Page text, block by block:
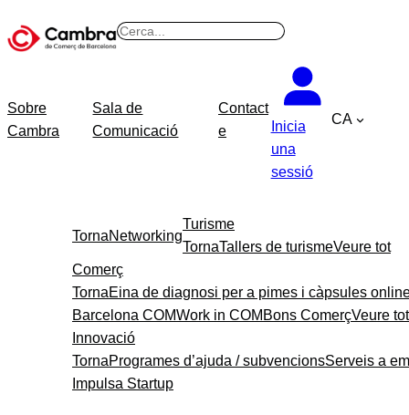
B
Sobre
Cambra
Sala de
Comunicació
Contact
e
Inicia
una
sessió
CA
TornaNetworking
Turisme
TornaTallers de turismeVeure tot
Comerç
TornaEina de diagnosi per a pimes i càpsules
Barcelona COMWork in COM Bons ComerçVeure tot
Innovació
TornaProgrames d’ajuda / subvencionsServeis a
Impulsa Startup